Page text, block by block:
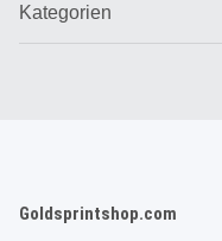
Kategorien
Goldsprintshop.com